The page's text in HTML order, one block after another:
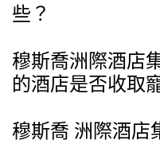
些？
穆斯喬洲際酒店
的酒店是否收取
穆斯喬 洲際酒店